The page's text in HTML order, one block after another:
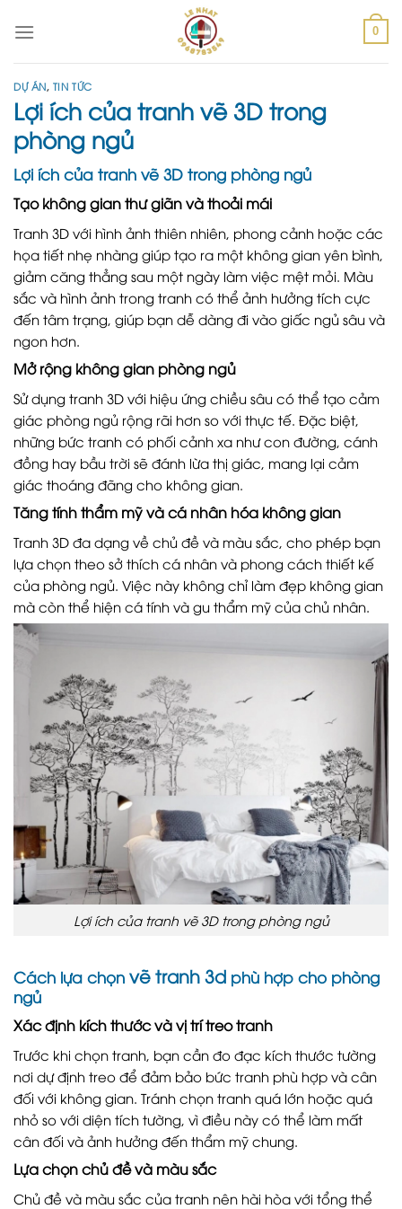
0
DỰ ÁN, TIN TỨC
Lợi ích của tranh vẽ 3D trong
phòng ngủ
Lợi ích của tranh vẽ 3D trong phòng ngủ
Tạo không gian thư giãn và thoải mái
Tranh 3D với hình ảnh thiên nhiên, phong cảnh hoặc các
họa tiết nhẹ nhàng giúp tạo ra một không gian yên bình,
giảm căng thẳng sau một ngày làm việc mệt mỏi. Màu
sắc và hình ảnh trong tranh có thể ảnh hưởng tích cực
đến tâm trạng, giúp bạn dễ dàng đi vào giấc ngủ sâu và
ngon hơn.
Mở rộng không gian phòng ngủ
Sử dụng tranh 3D với hiệu ứng chiều sâu có thể tạo cảm
giác phòng ngủ rộng rãi hơn so với thực tế. Đặc biệt,
những bức tranh có phối cảnh xa như con đường, cánh
đồng hay bầu trời sẽ đánh lừa thị giác, mang lại cảm
giác thoáng đãng cho không gian.
Tăng tính thẩm mỹ và cá nhân hóa không gian
Tranh 3D đa dạng về chủ đề và màu sắc, cho phép bạn
lựa chọn theo sở thích cá nhân và phong cách thiết kế
của phòng ngủ. Việc này không chỉ làm đẹp không gian
mà còn thể hiện cá tính và gu thẩm mỹ của chủ nhân.
Lợi ích của tranh vẽ 3D trong phòng ngủ
Cách lựa chọn vẽ tranh 3d phù hợp cho phòng
ngủ
Xác định kích thước và vị trí treo tranh
Trước khi chọn tranh, bạn cần đo đạc kích thước tường
nơi dự định treo để đảm bảo bức tranh phù hợp và cân
đối với không gian. Tránh chọn tranh quá lớn hoặc quá
nhỏ so với diện tích tường, vì điều này có thể làm mất
cân đối và ảnh hưởng đến thẩm mỹ chung.
Lựa chọn chủ đề và màu sắc
Chủ đề và màu sắc của tranh nên hài hòa với tổng thể